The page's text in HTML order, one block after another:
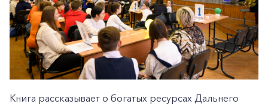
Книга рассказывает о богатых ресурсах Дальнего